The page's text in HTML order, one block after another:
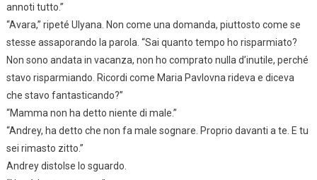
annoti tutto.”
“Avara,” ripeté Ulyana. Non come una domanda, piuttosto come se
stesse assaporando la parola. “Sai quanto tempo ho risparmiato?
Non sono andata in vacanza, non ho comprato nulla d’inutile, perché
stavo risparmiando. Ricordi come Maria Pavlovna rideva e diceva
che stavo fantasticando?”
“Mamma non ha detto niente di male.”
“Andrey, ha detto che non fa male sognare. Proprio davanti a te. E tu
sei rimasto zitto.”
Andrey distolse lo sguardo.